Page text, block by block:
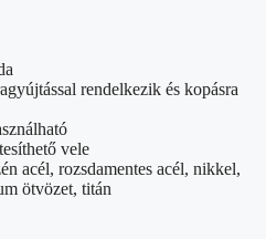
rendelkezik és kopásra
vele
acél, rozsdamentes acél, nikkel,
ötvözet, titán